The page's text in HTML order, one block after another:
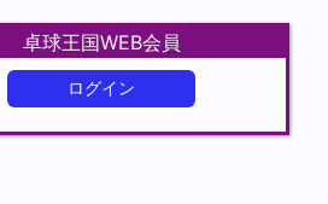
卓球王国WEB会員
ログイン